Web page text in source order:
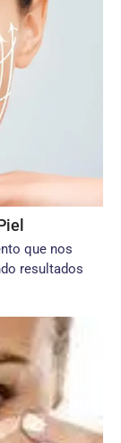
que nos
resultados